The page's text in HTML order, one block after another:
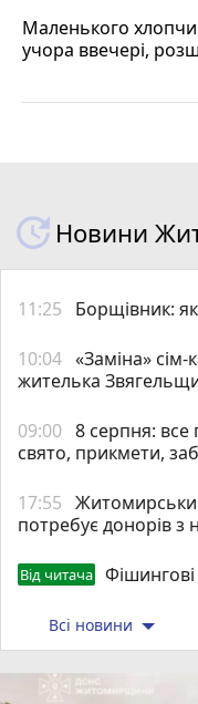
Маленького
учора ввечері,
Новини
11:25 Борщівник:
10:04 «Заміна»
жителька
09:00 8 серпня:
свято, прикмети,
17:55
потребує донорів з
Від читача
Всі новини